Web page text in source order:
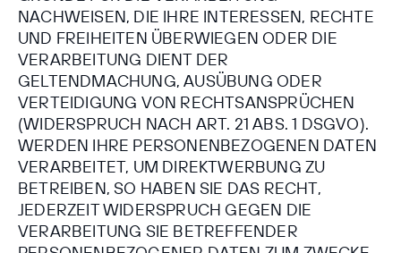
NACHWEISEN, DIE IHRE INTERESSEN, RECHTE
UND FREIHEITEN ÜBERWIEGEN ODER DIE
VERARBEITUNG DIENT DER
GELTENDMACHUNG, AUSÜBUNG ODER
VERTEIDIGUNG VON RECHTSANSPRÜCHEN
(WIDERSPRUCH NACH ART. 21 ABS. 1 DSGVO).
WERDEN IHRE PERSONENBEZOGENEN DATEN
VERARBEITET, UM DIREKTWERBUNG ZU
BETREIBEN, SO HABEN SIE DAS RECHT,
JEDERZEIT WIDERSPRUCH GEGEN DIE
VERARBEITUNG SIE BETREFFENDER